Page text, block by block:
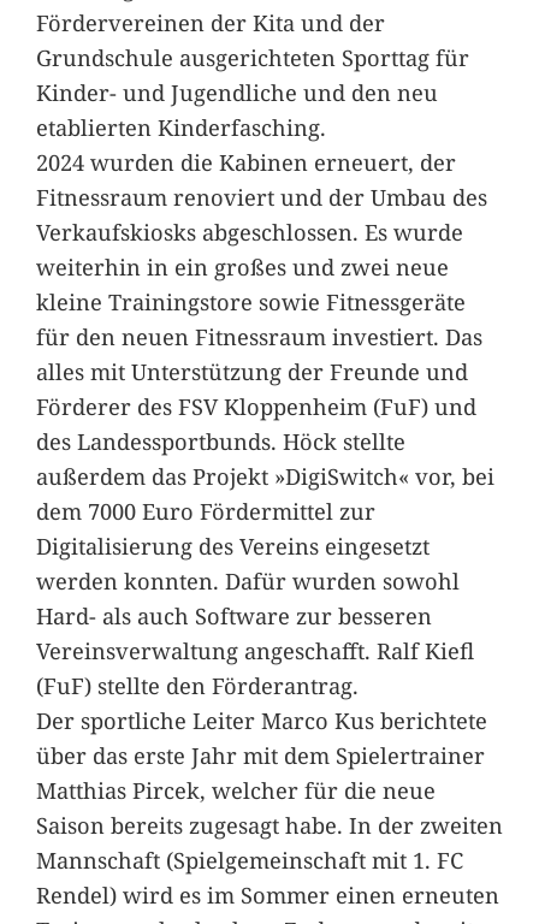
Fördervereinen der Kita und der
Grundschule ausgerichteten Sporttag für
Kinder- und Jugendliche und den neu
etablierten Kinderfasching.
2024 wurden die Kabinen erneuert, der
Fitnessraum renoviert und der Umbau des
Verkaufskiosks abgeschlossen. Es wurde
weiterhin in ein großes und zwei neue
kleine Trainingstore sowie Fitnessgeräte
für den neuen Fitnessraum investiert. Das
alles mit Unterstützung der Freunde und
Förderer des FSV Kloppenheim (FuF) und
des Landessportbunds. Höck stellte
außerdem das Projekt »DigiSwitch« vor, bei
dem 7000 Euro Fördermittel zur
Digitalisierung des Vereins eingesetzt
werden konnten. Dafür wurden sowohl
Hard- als auch Software zur besseren
Vereinsverwaltung angeschafft. Ralf Kiefl
(FuF) stellte den Förderantrag.
Der sportliche Leiter Marco Kus berichtete
über das erste Jahr mit dem Spielertrainer
Matthias Pircek, welcher für die neue
Saison bereits zugesagt habe. In der zweiten
Mannschaft (Spielgemeinschaft mit 1. FC
Rendel) wird es im Sommer einen erneuten